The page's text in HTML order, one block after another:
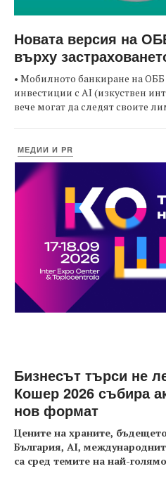
Новата версия на
върху
• Мобилното банкиране на
инвестиции с AI (изкуствен
вече могат да следят своите
МЕДИИ И PR
Бизнесът търси не
Кошер 2026 събира
нов формат
Цените на храните,
България, AI,
са сред темите на най-